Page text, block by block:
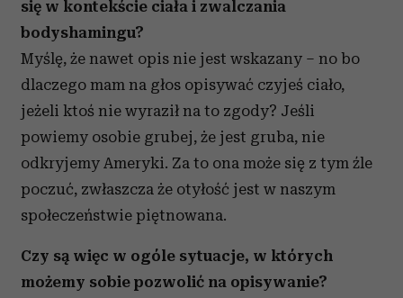
się w kontekście ciała i zwalczania
bodyshamingu?
Myślę, że nawet opis nie jest wskazany – no bo
dlaczego mam na głos opisywać czyjeś ciało,
jeżeli ktoś nie wyraził na to zgody? Jeśli
powiemy osobie grubej, że jest gruba, nie
odkryjemy Ameryki. Za to ona może się z tym źle
poczuć, zwłaszcza że otyłość jest w naszym
społeczeństwie piętnowana.
Czy są więc w ogóle sytuacje, w których
możemy sobie pozwolić na opisywanie?